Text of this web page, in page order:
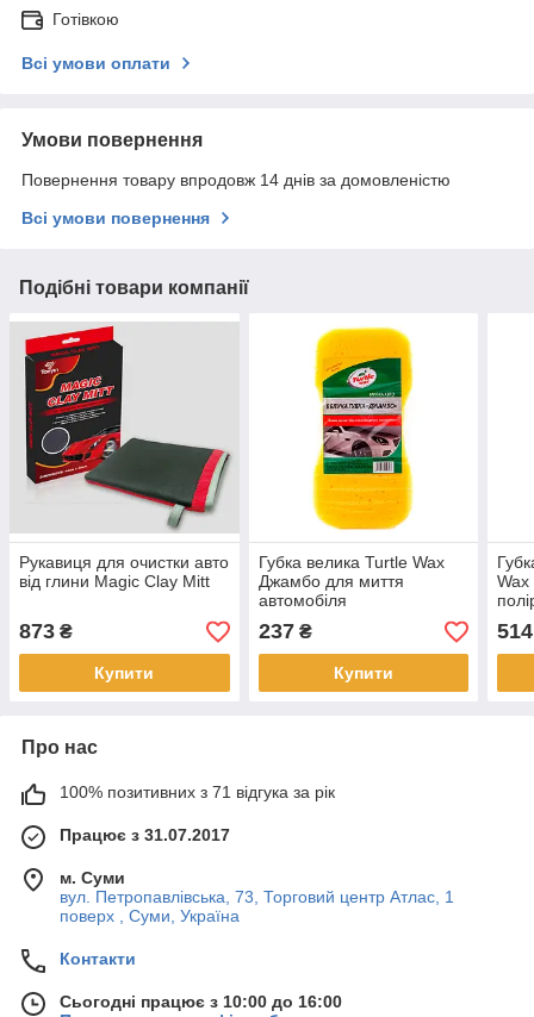
Готівкою
Всі умови оплати
Умови повернення
Повернення товару впродовж 14 днів за домовленістю
Всі умови повернення
Подібні товари компанії
Рукавиця для очистки авто
від глини Magic Clay Mitt
873 ₴
Купити
Губка велика Turtle Wax
Джамбо для миття
автомобіля
237₴
Купити
Wax
514
Про нас
100% позитивних з 71 відгука за рік
Працює з 31.07.2017
м. Суми
вул. Петропавлівська, 73, Торговий центр Атлас, 1
поверх , Суми, Україна
Контакти
Сьогодні працює з 10:00 до 16:00